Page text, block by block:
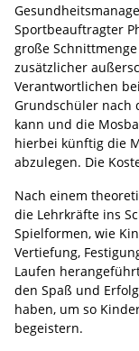
Sportbeauftragter
große
zusätzlicher
Verantwortlichen
Grundschüler nach
kann und die
hierbei künftig die
abzulegen. Die
Nach einem
die Lehrkräfte ins
Spielformen, wie
Vertiefung,
Laufen
den Spaß und
haben, um so
begeistern.